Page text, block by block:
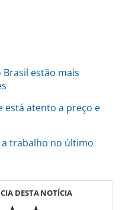
estão mais
está atento a preço e
a trabalho no último
DESTA NOTÍCIA